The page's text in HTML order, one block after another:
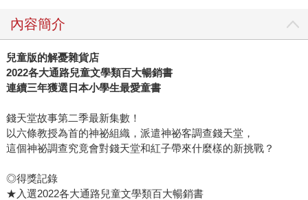
內容簡介
兒童版的解憂雜貨店
2022各大通路兒童文學類百大暢銷書
連續三年獲選日本小學生最愛童書
錢天堂故事第二季最新集數！
以六條教授為首的神祕組織，派遣神祕客調查錢天堂，
這個神祕調查究竟會對錢天堂和紅子帶來什麼樣的新挑戰？
◎得獎記錄
★入選2022各大通路兒童文學類百大暢銷書